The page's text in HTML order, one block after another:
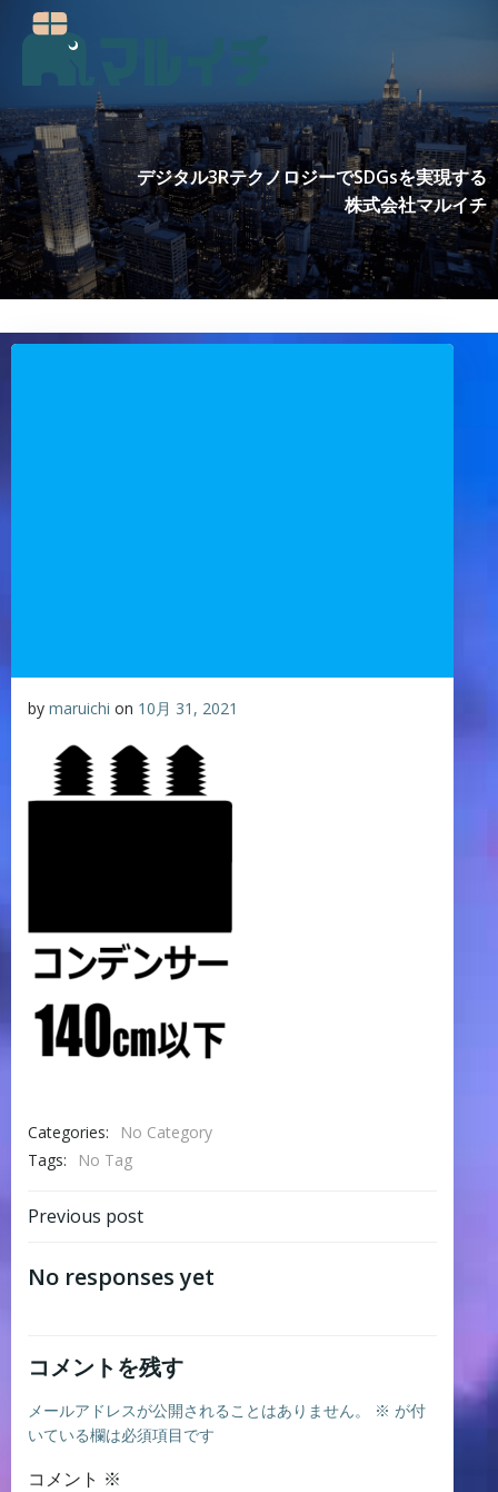
ツ
へ
ス
キ
ッ
プ
デジタル3RテクノロジーでSDGsを実現する
株式会社マルイチ
by maruichi on 10月 31, 2021
Categories:
No Category
Tags:
No Tag
Post
navigation
Previous post
No responses yet
コメントを残す
メールアドレスが公開されることはありません。 ※ が付
いている欄は必須項目です
コメント ※